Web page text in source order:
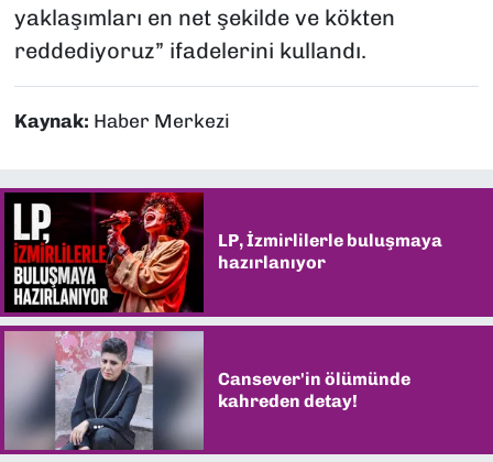
yaklaşımları en net şekilde ve kökten
reddediyoruz” ifadelerini kullandı.
Kaynak: Haber Merkezi
LP, İzmirlilerle buluşmaya
hazırlanıyor
Cansever'in ölümünde
kahreden detay!